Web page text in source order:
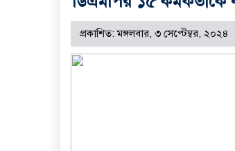
প্রকাশিত: মঙ্গলবার, ৩ সেপ্টেম্বর, ২০২৪